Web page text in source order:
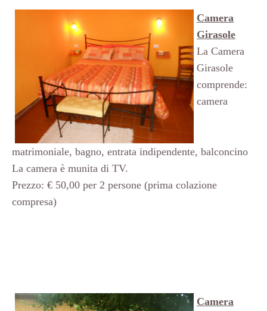
Camera
Girasole
La Camera
Girasole
comprende:
camera
matrimoniale, bagno, entrata indipendente, balconcino
La camera è munita di TV.
Prezzo: € 50,00 per 2 persone (prima colazione
compresa)
Camera